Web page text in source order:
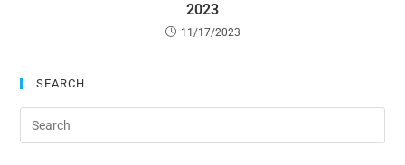
2023
11/17/2023
SEARCH